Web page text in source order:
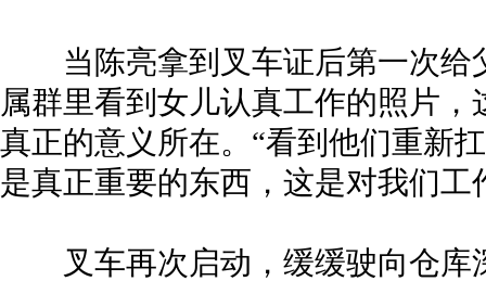
当陈亮拿到叉车证后第一次给
属群里看到女儿认真工作的照片
真正的意义所在。“看到他们重新
是真正重要的东西，这是对我们工
叉车再次启动，缓缓驶向仓库